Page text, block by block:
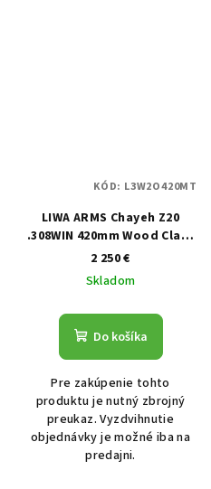
LIWA ARMS Chayeh Z20
.308WIN 420mm Wood Class
II Oil
2 250 €
Skladom
Do košíka
Pre zakúpenie tohto
produktu je nutný zbrojný
preukaz. Vyzdvihnutie
objednávky je možné iba na
predajni.
KÓD: L3W2O420MT